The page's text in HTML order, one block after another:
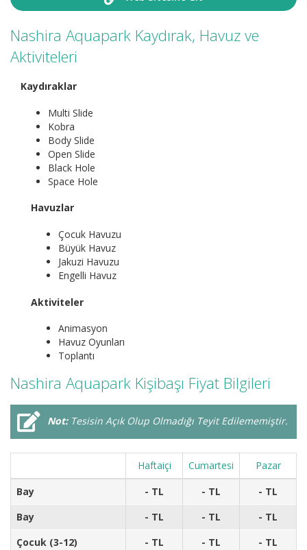
Nashira Aquapark Kaydırak, Havuz ve
Aktiviteleri
Kaydıraklar
Multi Slide
Kobra
Body Slide
Open Slide
Black Hole
Space Hole
Havuzlar
Çocuk Havuzu
Büyük Havuz
Jakuzi Havuzu
Engelli Havuz
Aktiviteler
Animasyon
Havuz Oyunları
Toplantı
Nashira Aquapark Kişibaşı Fiyat Bilgileri
Not: Tesisin Açık Olup Olmadığı Teyit Edilememiştir.
Haftaiçi Cumartesi
Pazar
Bay
- TL - TL
- TL
Bay
- TL - TL
- TL
Çocuk (3-12)
- TL - TL - TL